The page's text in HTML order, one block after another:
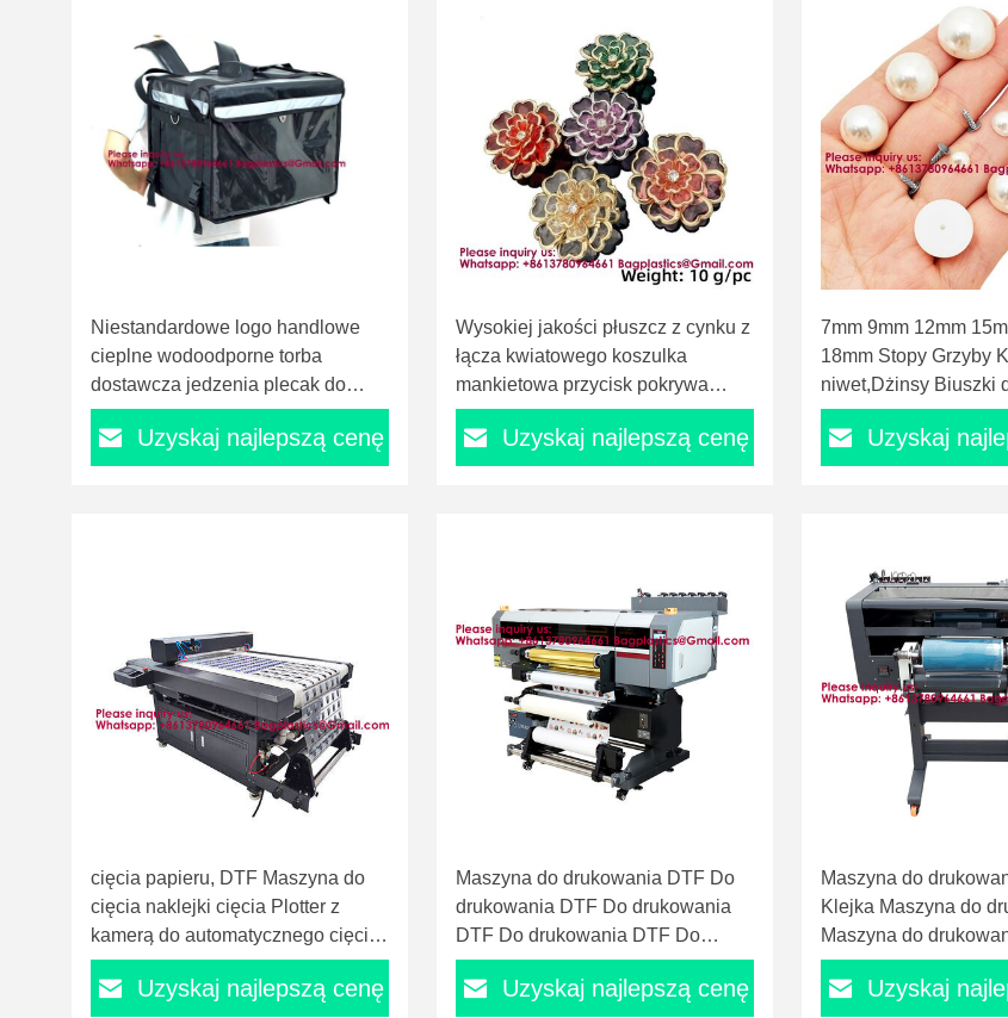
Niestandardowe logo handlowe
cieplne wodoodporne torba
dostawcza jedzenia plecak do
pizzy Gorący po prostu jeść z
podświetleniem dla skuterów Duże
przechowywanie Przenośny torba
Uzyskaj najlepszą cenę
Wysokiej jakości płuszcz z cynku z
łącza kwiatowego koszulka
mankietowa przycisk pokrywa
podstawa z płaską plecy i
bezniklowe pokrycie EYELETS
końcówka sznurka zatyczka
Uzyskaj najlepszą cenę
7mm 9mm 12mm
18mm Stopy Grzyby
niwet,Dżinsy Biuszki
Niwety Półkuła ABS
do DIY Odzież Skóra
Portfel torebki
Uzyskaj
cięcia papieru, DTF Maszyna do
cięcia naklejki cięcia Plotter z
kamerą do automatycznego cięcia
konturu Auto cięcia maszyny DTF
Film PVC Platformy do cięcia
Uzyskaj najlepszą cenę
Maszyna do drukowania DTF Do
drukowania DTF Do drukowania
DTF Do drukowania DTF Do
drukowania DTF Do drukowania
DTF Do drukowania DTF Do
Uzyskaj najlepszą cenę
Maszyna do
Klejka Maszyna do
Maszyna do
drukarka DTF
drukarka Maszyna
Uzyskaj